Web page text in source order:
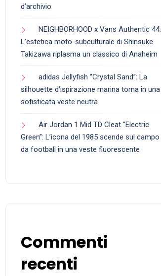
d’archivio
NEIGHBORHOOD x Vans Authentic 44:
L’estetica moto-subculturale di Shinsuke
Takizawa riplasma un classico di Anaheim
adidas Jellyfish “Crystal Sand”: La
silhouette d’ispirazione marina torna in una
sofisticata veste neutra
Air Jordan 1 Mid TD Cleat “Electric
Green”: L’icona del 1985 scende sul campo
da football in una veste fluorescente
Commenti
recenti